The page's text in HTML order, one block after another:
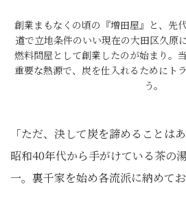
創業まもなくの頃の『増田屋』と、先
道で立地条件のいい現在の大田区久原
燃料問屋として創業したのが始まり。
重要な熱源で、炭を仕入れるためにト
う。
「ただ、決して炭を諦めることは
昭和40年代から手がけている茶の
一。裏千家を始め各流派に納めてお